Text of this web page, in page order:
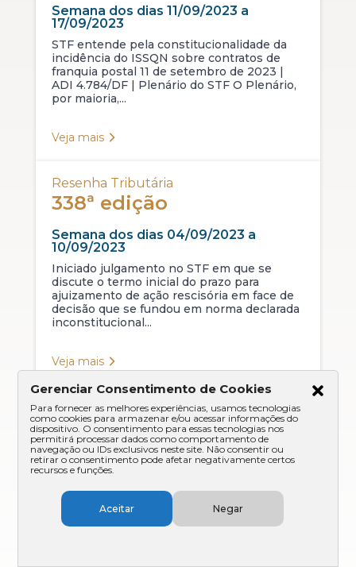
Semana dos dias 11/09/2023 a
17/09/2023
STF entende pela constitucionalidade da
incidência do ISSQN sobre contratos de
franquia postal 11 de setembro de 2023 |
ADI 4.784/DF | Plenário do STF O Plenário,
por maioria,...
Veja mais
Resenha Tributária
338ª edição
Semana dos dias 04/09/2023 a
10/09/2023
Iniciado julgamento no STF em que se
discute o termo inicial do prazo para
ajuizamento de ação rescisória em face de
decisão que se fundou em norma declarada
inconstitucional...
Veja mais
Resenha Tributária
337ª edição
Semana dos dias 28/08/2023 a
03/09/2023
Iniciado julgamento no STF em que se
discute a constitucionalidade da incidência
do ISSQN sobre contratos de franquia
Gerenciar Consentimento de Cookies
Para fornecer as melhores experiências, usamos tecnologias
como cookies para armazenar e/ou acessar informações do
dispositivo. O consentimento para essas tecnologias nos
permitirá processar dados como comportamento de
navegação ou IDs exclusivos neste site. Não consentir ou
retirar o consentimento pode afetar negativamente certos
recursos e funções.
Aceitar Negar